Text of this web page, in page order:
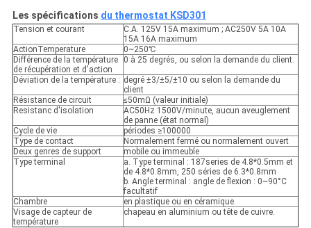
Les spécifications du thermostat KSD301
Tension et courant
C.A. 125V 15A maximum ; AC250V 5A 10A
15A 16A maximum
ActionTemperature
0~250℃
Différence de la température
de récupération et d'action
0 à 25 degrés, ou selon la demande du client.
Déviation de la température : degré ±3/±5/±10 ou selon la demande du
client
Résistance de circuit
≤50mΩ (valeur initiale)
Resistanc d'isolation
AC50Hz 1500V/minute, aucun aveuglement
de panne (état normal)
Cycle de vie
périodes ≥100000
Type de contact
Normalement fermé ou normalement ouvert
Deux genres de support
mobile ou immeuble
Type terminal
a. Type terminal : 187series de 4.8*0.5mm et
de 4.8*0.8mm, 250 séries de 6.3*0.8mm
b. Angle terminal : angle de flexion : 0~90°C
facultatif
Chambre
en plastique ou en céramique.
Visage de capteur de
température
chapeau en aluminium ou tête de cuivre.